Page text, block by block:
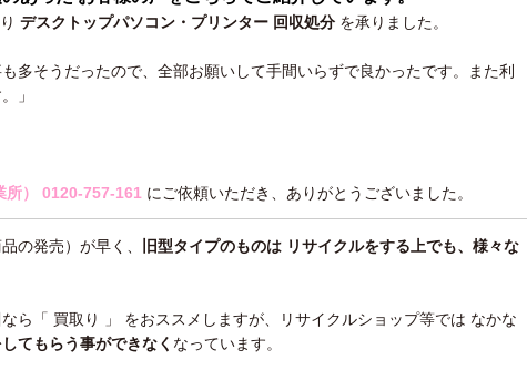
デスクトップパソコン・プリンター 回収処分 を承りました。
多そうだったので、全部お願いして手間いらずで良かったです。また利
」
） 0120-757-161 にご依頼いただき、ありがとうございました。
の発売）が早く、
旧型タイプのものは リサイクルをする上でも、様々な
なら「 買取り 」 をおススメしますが、リサイクルショップ等では なかな
てもらう事ができなく なっています。